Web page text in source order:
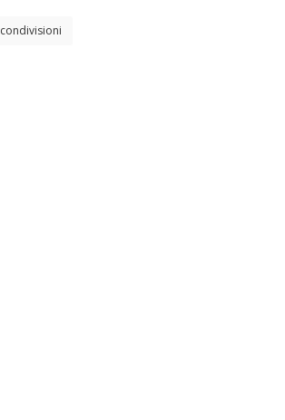
condivisioni